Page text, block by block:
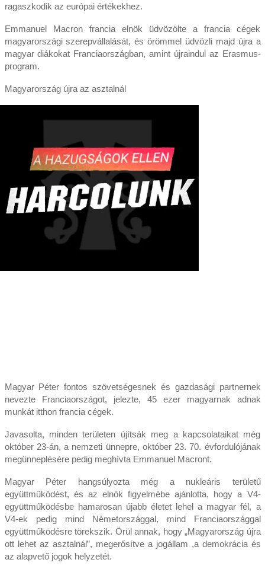
ragaszkodik az európai értékekhez.
Emmanuel Macron francia elnök üdvözölte a francia cégek
magyarországi szerepvállalását, és örömmel üdvözli majd újra a
magyar diákokat Franciaországban, amint újraindul az Erasmus-
program.
Magyarország újra az asztalnál
Magyar Péter fontos szövetségesnek és gazdasági partnernek
nevezte Franciaországot, jelezte, 45 ezer magyarnak adnak
munkát itthon francia cégek.
Javasolta, minden területen újítsák meg a kapcsolataikat még
október 23-án, a nemzeti ünnepre, október 23. 70. évfordulójának
megünneplésére pedig meghívta Emmanuel Macront.
Magyar Péter hangsúlyozta még a nukleáris területű
együttműködést, és az elnök figyelmébe ajánlotta, hogy a V4-
együttműködésbe hamarosan újabb életet lehel a magyar fél, a
V4-ek pedig mind Németországgal, mind Franciaországgal
együttműködésre törekszik. Örül annak, hogy „Magyarország újra
ott lehet az asztalnál”, megerősítve a jogállam ,a demokrácia és
az alapvető jogok helyzetét.